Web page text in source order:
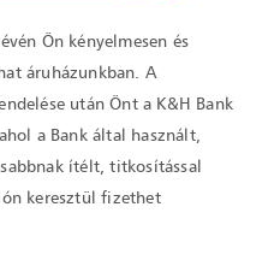
Ön kényelmesen és
áruházunkban. A
után Önt a K&H Bank
a Bank által használt,
ítélt, titkosítással
keresztül fizethet